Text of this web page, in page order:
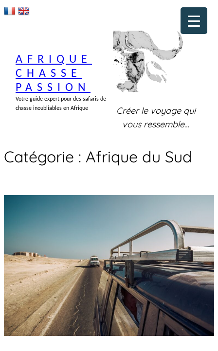
Aller
AFRIQUE
CHASSE
PASSION
Votre guide expert pour des safaris de
chasse inoubliables en Afrique
Créer le voyage qui
vous ressemble…
Catégorie : Afrique du Sud